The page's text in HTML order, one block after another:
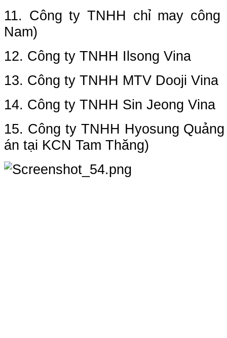
11. Công ty TNHH chỉ may công
Nam)
12. Công ty TNHH Ilsong Vina
13. Công ty TNHH MTV Dooji Vina
14. Công ty TNHH Sin Jeong Vina
15. Công ty TNHH Hyosung
án tại KCN Tam Thăng)